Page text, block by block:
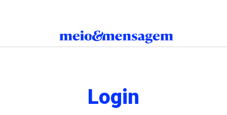
Login